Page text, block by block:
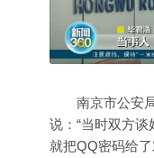
南京市公安局
说：“当时双方
就把QQ密码给